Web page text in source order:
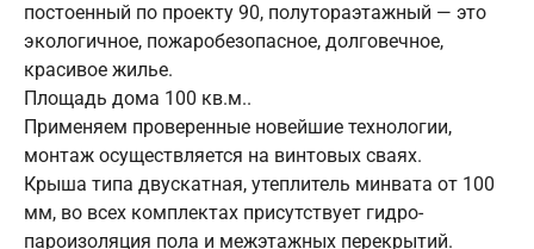
постоенный по проекту 90, полутораэтажный — это
экологичное, пожаробезопасное, долговечное,
красивое жилье.
Площадь дома 100 кв.м..
Применяем проверенные новейшие технологии,
монтаж осуществляется на винтовых сваях.
Крыша типа двускатная, утеплитель минвата от 100
мм, во всех комплектах присутствует гидро-
пароизоляция пола и межэтажных перекрытий.